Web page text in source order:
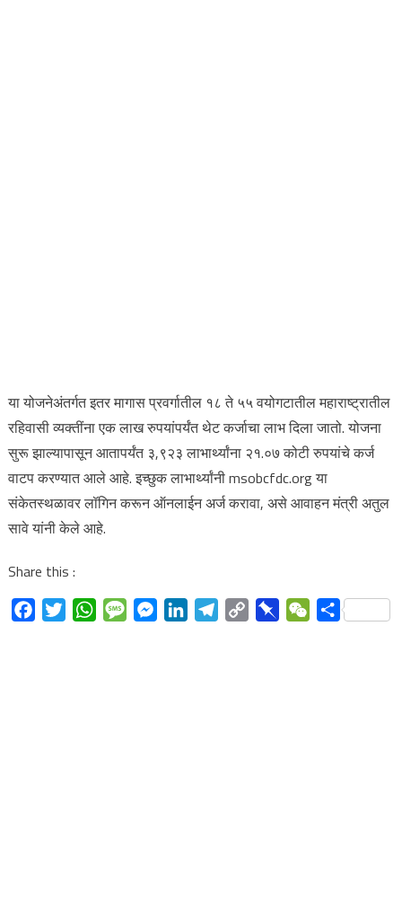
या योजनेअंतर्गत इतर मागास प्रवर्गातील १८ ते ५५ वयोगटातील महाराष्ट्रातील
रहिवासी व्यक्तींना एक लाख रुपयांपर्यंत थेट कर्जाचा लाभ दिला जातो. योजना
सुरू झाल्यापासून आतापर्यंत ३,९२३ लाभार्थ्यांना २१.०७ कोटी रुपयांचे कर्ज
वाटप करण्यात आले आहे. इच्छुक लाभार्थ्यांनी msobcfdc.org या
संकेतस्थळावर लॉगिन करून ऑनलाईन अर्ज करावा, असे आवाहन मंत्री अतुल
सावे यांनी केले आहे.
Share this :
FacebookTwitterWhatsAppMessageMessengerLinkedInTelegram
Copy
PinboardWeChatShare